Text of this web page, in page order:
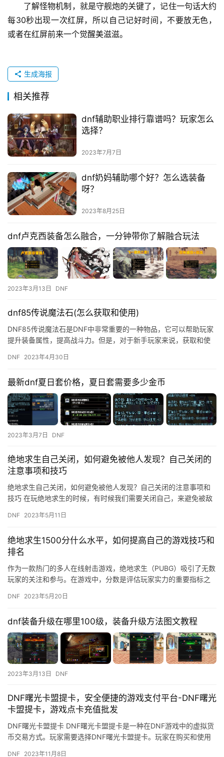
了解怪物机制，就是守舰炮的关键了，记住一句话大约
每30秒出现一次红屏，所以自己记好时间，不要放无色，
或者在红屏前来一个觉醒美滋滋。
生成海报
相关推荐
dnf辅助职业排行靠谱吗？玩家怎么
选择？
2023年7月7日
dnf奶妈辅助哪个好？怎么选装备
呀？
2023年8月25日
dnf卢克西装备怎么融合，一分钟带你了解融合玩法
2023年3月13日 DNF
dnf85传说魔法石(怎么获取和使用)
DNF85传说魔法石是DNF中非常重要的一种物品，它可以帮助玩家
提升装备属性，提高战斗力。但是，对于新手玩家来说，获取和使
DNF 2023年4月30日
最新dnf夏日套价格，夏日套需要多少金币
2023年3月7日 DNF
绝地求生自己关闭，如何避免被他人发现？自己关闭的
注意事项和技巧
绝地求生自己关闭，如何避免被他人发现？自己关闭的注意事项和
技巧 在玩绝地求生的时候，有时候我们需要关闭自己，来避免被敌
我们…
DNF 2023年5月11日
绝地求生1500分什么水平，如何提高自己的游戏技巧和
排名
作为一款热门的多人在线射击游戏，绝地求生（PUBG）吸引了无数
玩家的关注和参与。在游戏中，分数是评估玩家实力的重要指标之
DNF 2023年5月20日
dnf装备升级在哪里100级，装备升级方法图文教程
2023年3月13日 DNF
DNF曙光卡盟提卡，安全便捷的游戏支付平台-DNF曙光
卡盟提卡，游戏点卡充值批发
DNF曙光卡盟提卡 DNF曙光卡盟提卡是一种在DNF游戏中的虚拟货
币交易方式。玩家需要选择DNF曙光卡盟提卡。玩家在购买和使用
DNF 2023年11月8日